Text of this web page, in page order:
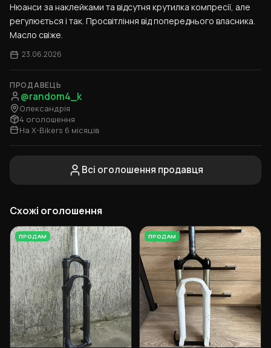
Нюанси за наклейками та відсутня крутилка компресії, але
регулюється і так. Просвітління від попереднього власника.
Масло свіже.
23.06.2026
ПРОДАВЕЦЬ
@random4_k
Олександрія
4 оголошення
На X-Bikers 6 місяців
Всі оголошення продавця
Схожі оголошення
ПРОДАМ ПРОДАМ